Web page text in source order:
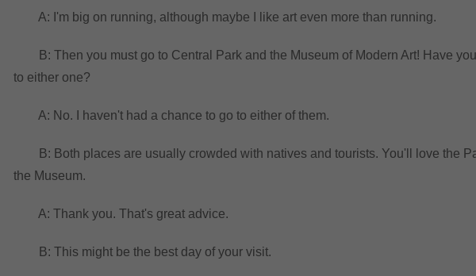
A: I'm big on running, although maybe I like art even more than running.
B: Then you must go to Central Park and the Museum of Modern Art! Have
to either one?
A: No. I haven't had a chance to go to either of them.
B: Both places are usually crowded with natives and tourists. You'll love the
the Museum.
A: Thank you. That's great advice.
B: This might be the best day of your visit.